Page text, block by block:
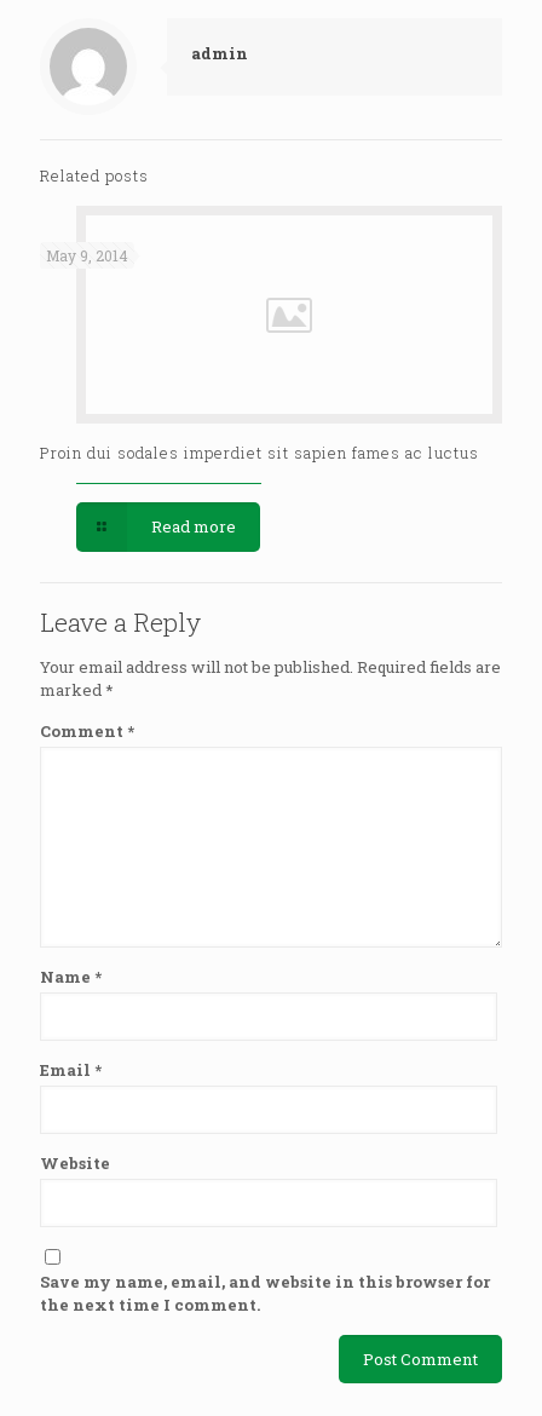
admin
Related posts
May 9, 2014
Proin dui sodales imperdiet sit sapien fames ac luctus
Read more
Leave a Reply
Your email address will not be published. Required fields are
marked*
Comment *
Name *
Email *
Website
Save my name, email, and website in this browser for
the next time I comment.